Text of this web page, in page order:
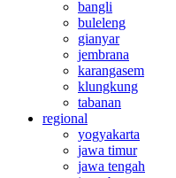
bangli
buleleng
gianyar
jembrana
karangasem
klungkung
tabanan
regional
yogyakarta
jawa timur
jawa tengah